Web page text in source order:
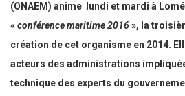
(ONAEM) anime lundi et mardi à
«conférence maritime 2016», la
création de cet organisme en 2014.
acteurs des administrations
technique des experts du